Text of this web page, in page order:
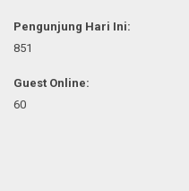
Pengunjung Hari Ini:
851
Guest Online:
60